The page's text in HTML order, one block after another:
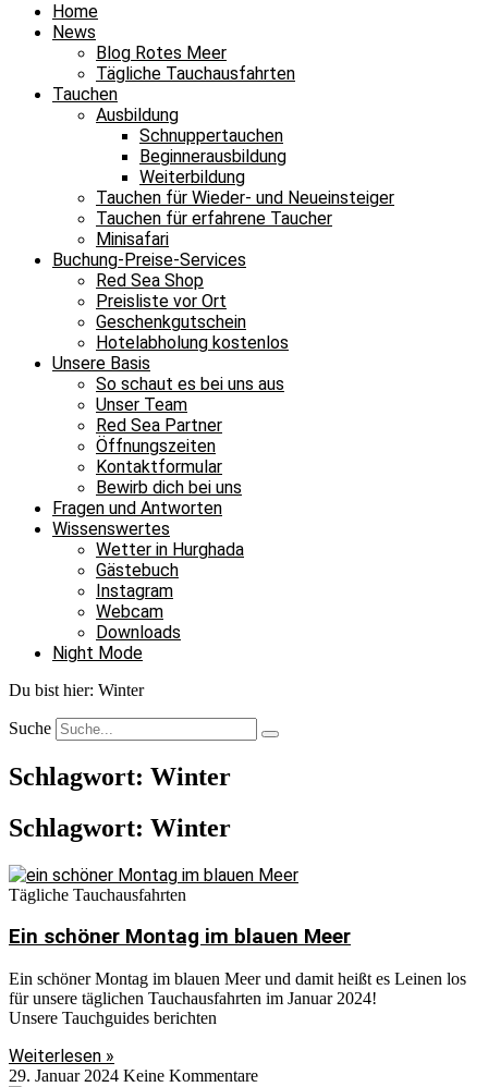
Home
News
Blog Rotes Meer
Tägliche Tauchausfahrten
Tauchen
Ausbildung
Schnuppertauchen
Beginnerausbildung
Weiterbildung
Tauchen für Wieder- und Neueinsteiger
Tauchen für erfahrene Taucher
Minisafari
Buchung-Preise-Services
Red Sea Shop
Preisliste vor Ort
Geschenkgutschein
Hotelabholung kostenlos
Unsere Basis
So schaut es bei uns aus
Unser Team
Red Sea Partner
Öffnungszeiten
Kontaktformular
Bewirb dich bei uns
Fragen und Antworten
Wissenswertes
Wetter in Hurghada
Gästebuch
Instagram
Webcam
Downloads
Night Mode
Du bist hier: Winter
Suche
Schlagwort: Winter
Schlagwort: Winter
Tägliche Tauchausfahrten
Ein schöner Montag im blauen Meer
Ein schöner Montag im blauen Meer und damit heißt es Leinen los
für unsere täglichen Tauchausfahrten im Januar 2024!
Unsere Tauchguides berichten
Weiterlesen »
29. Januar 2024 Keine Kommentare